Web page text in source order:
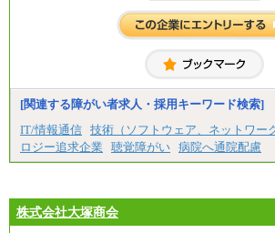
100円（一般職）
※試用期間中の条件変更：無
■正社員採用■
＜総合職＞
大学院修士 ： 月給305,700
大学学部・高専（専攻科）：
高専・短大： 月給285,700円
大学(学部・院)・高専（専攻
円～
高専・短大： 月給248,100
[関連する障がい者求人・採用キーワード検索]
IT/情報通信 技術（ソフトウェア、ネットワー
ロジー追求企業
聴覚障がい 病院へ通院配慮
株式会社大塚商会